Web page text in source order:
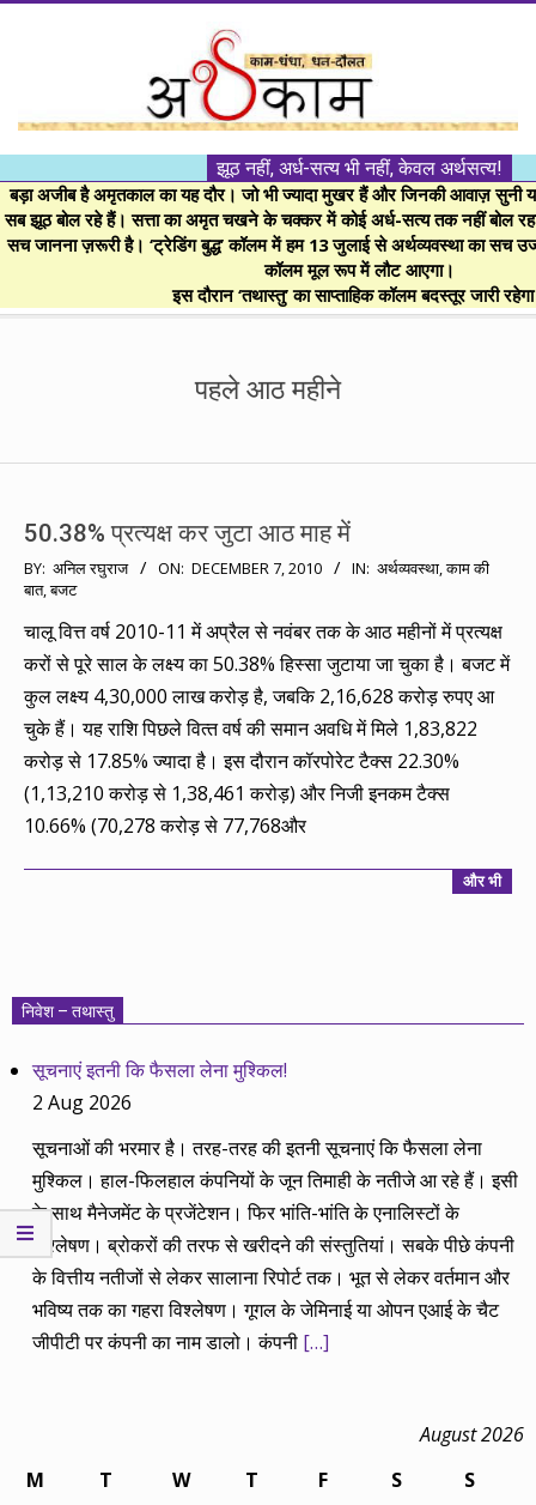
।।
अर्थकाम।।
BE
FINANCIALLY
CLEVER!
झूठ नहीं, अर्ध-सत्य भी नहीं, केवल अर्थसत्य!
बड़ा अजीब है अमृतकाल का यह दौर। जो भी ज्यादा मुखर हैं और जिनकी आवाज़ सुनी
सब झूठ बोल रहे हैं। सत्ता का अमृत चखने के चक्कर में कोई अर्ध-सत्य तक नहीं बोल
सच जानना ज़रूरी है। ‘ट्रेडिंग बुद्ध’ कॉलम में हम 13 जुलाई से अर्थव्यवस्था का सच
कॉलम मूल रूप में लौट आएगा।
इस दौरान ‘तथास्तु’ का साप्ताहिक कॉलम बदस्तूर जारी
पहले आठ महीने
50.38% प्रत्यक्ष कर जुटा आठ माह में
2010-
12-
07
BY: अनिल रघुराज ON: DECEMBER 7, 2010 IN: अर्थव्यवस्था,काम की
बात,बजट
चालू वित्त वर्ष 2010-11 में अप्रैल से नवंबर तक के आठ महीनों में प्रत्‍यक्ष
करों से पूरे साल के लक्ष्य का 50.38% हिस्सा जुटाया जा चुका है। बजट में
कुल लक्ष्य 4,30,000 लाख करोड़ है, जबकि 2,16,628 करोड़ रुपए आ
चुके हैं। यह राशि पिछले वित्‍त वर्ष की समान अवधि में मिले 1,83,822
करोड़ से 17.85% ज्यादा है। इस दौरान कॉरपोरेट टैक्स 22.30%
(1,13,210 करोड़ से 1,38,461 करोड़) और निजी इनकम टैक्स
10.66% (70,278 करोड़ से 77,768और
और भी
निवेश – तथास्तु
सूचनाएं इतनी कि फैसला लेना मुश्किल!
2 Aug 2026
सूचनाओं की भरमार है। तरह-तरह की इतनी सूचनाएं कि फैसला लेना
मुश्किल। हाल-फिलहाल कंपनियों के जून तिमाही के नतीजे आ रहे हैं। इसी
के साथ मैनेजमेंट के प्रजेंटेशन। फिर भांति-भांति के एनालिस्टों के
विश्लेषण। ब्रोकरों की तरफ से खरीदने की संस्तुतियां। सबके पीछे कंपनी
के वित्तीय नतीजों से लेकर सालाना रिपोर्ट तक। भूत से लेकर वर्तमान और
भविष्य तक का गहरा विश्लेषण। गूगल के जेमिनाई या ओपन एआई के चैट
जीपीटी पर कंपनी का नाम डालो। कंपनी […]
August 2026
M
T W T F S
S